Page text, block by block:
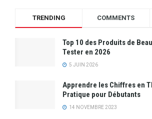
TRENDING COMMENTS
Top 10 des Produits de
Tester en 2026
5 JUIN 2026
Apprendre les Chiffres en
Pratique pour Débutants
14 NOVEMBRE 2023